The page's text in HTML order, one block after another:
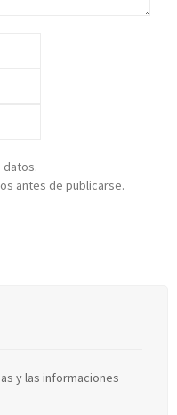
datos.
antes de publicarse.
y las informaciones